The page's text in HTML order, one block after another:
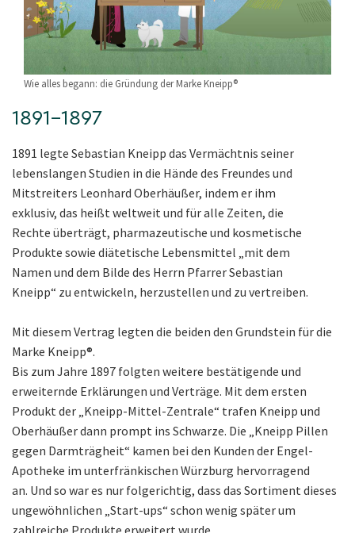
Wie alles begann: die Gründung der Marke Kneipp®
1891–1897
1891 legte Sebastian Kneipp das Vermächtnis seiner
lebenslangen Studien in die Hände des Freundes und
Mitstreiters Leonhard Oberhäußer, indem er ihm
exklusiv, das heißt weltweit und für alle Zeiten, die
Rechte überträgt, pharmazeutische und kosmetische
Produkte sowie diätetische Lebensmittel „mit dem
Namen und dem Bilde des Herrn Pfarrer Sebastian
Kneipp“ zu entwickeln, herzustellen und zu vertreiben.
Mit diesem Vertrag legten die beiden den Grundstein für die
Marke Kneipp®.
Bis zum Jahre 1897 folgten weitere bestätigende und
erweiternde Erklärungen und Verträge. Mit dem ersten
Produkt der „Kneipp-Mittel-Zentrale“ trafen Kneipp und
Oberhäußer dann prompt ins Schwarze. Die „Kneipp Pillen
gegen Darmträgheit“ kamen bei den Kunden der Engel-
Apotheke im unterfränkischen Würzburg hervorragend
an. Und so war es nur folgerichtig, dass das Sortiment dieses
ungewöhnlichen „Start-ups“ schon wenig später um